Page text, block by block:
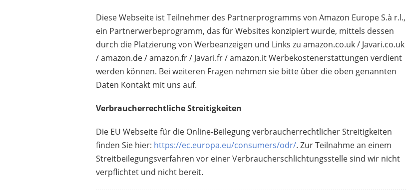
Diese Webseite ist Teilnehmer des Partnerprogramms von Amazon Europe S.à r.l.,
ein Partnerwerbeprogramm, das für Websites konzipiert wurde, mittels dessen
durch die Platzierung von Werbeanzeigen und Links zu amazon.co.uk / Javari.co.uk
/ amazon.de / amazon.fr / Javari.fr / amazon.it Werbekostenerstattungen verdient
werden können. Bei weiteren Fragen nehmen sie bitte über die oben genannten
Daten Kontakt mit uns auf.
Verbraucherrechtliche Streitigkeiten
Die EU Webseite für die Online-Beilegung verbraucherrechtlicher Streitigkeiten
finden Sie hier: https://ec.europa.eu/consumers/odr/. Zur Teilnahme an einem
Streitbeilegungsverfahren vor einer Verbraucherschlichtungsstelle sind wir nicht
verpflichtet und nicht bereit.